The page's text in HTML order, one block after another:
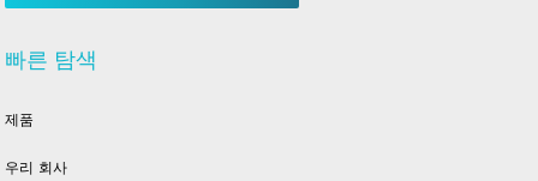
빠른 탐색
제품
우리 회사